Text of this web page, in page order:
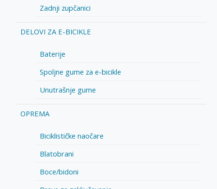
Zadnji zupčanici
DELOVI ZA E-BICIKLE
Baterije
Spoljne gume za e-bicikle
Unutrašnje gume
OPREMA
Biciklističke naočare
Blatobrani
Boce/bidoni